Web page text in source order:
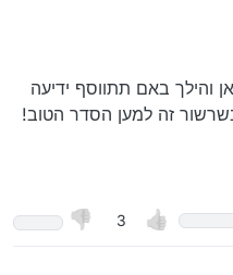
והילך באם תתווסף ידיעה
זה למען הסדר הטוב!
3